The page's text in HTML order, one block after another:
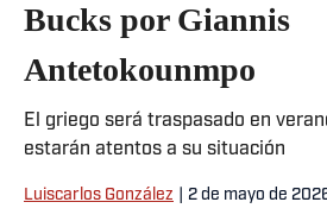
Bucks por Giannis
Antetokounmpo
El griego será traspasado en
estarán atentos a su situación
Luiscarlos González 2 de mayo de